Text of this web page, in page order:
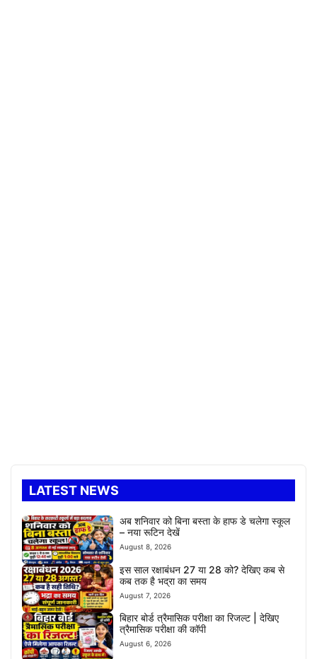
LATEST NEWS
अब शनिवार को बिना बस्ता के हाफ डे चलेगा स्कूल
– नया रूटिन देखें
August 8, 2026
इस साल रक्षाबंधन 27 या 28 को? देखिए कब से
कब तक है भद्रा का समय
August 7, 2026
बिहार बोर्ड त्रैमासिक परीक्षा का रिजल्ट | देखिए
त्रैमासिक परीक्षा की कॉपी
August 6, 2026